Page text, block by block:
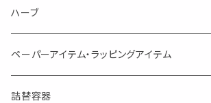
体感-4℃ !? 薄荷をブレンドしたアロマスプレー
AroMachi アロマチ 町の香り
Mask&Pillow Aroma
シングル
ブレンド
キャリアオイル
エッセンシャルオイル
ディフューザー
ハーブ
サシェ・香り袋
ハーブティー
ペーパーアイテム・ラッピングアイテム
シーリングワックス シール
詰替容器